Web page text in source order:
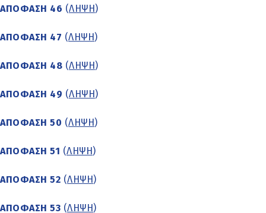
ΑΠΟΦΑΣΗ 46 (ΛΗΨΗ )
ΑΠΟΦΑΣΗ 47 (ΛΗΨΗ )
ΑΠΟΦΑΣΗ 48 (ΛΗΨΗ )
ΑΠΟΦΑΣΗ 49 (ΛΗΨΗ )
ΑΠΟΦΑΣΗ 50 (ΛΗΨΗ )
ΑΠΟΦΑΣΗ 51 (ΛΗΨΗ )
ΑΠΟΦΑΣΗ 52 (ΛΗΨΗ )
ΑΠΟΦΑΣΗ 53 (ΛΗΨΗ )